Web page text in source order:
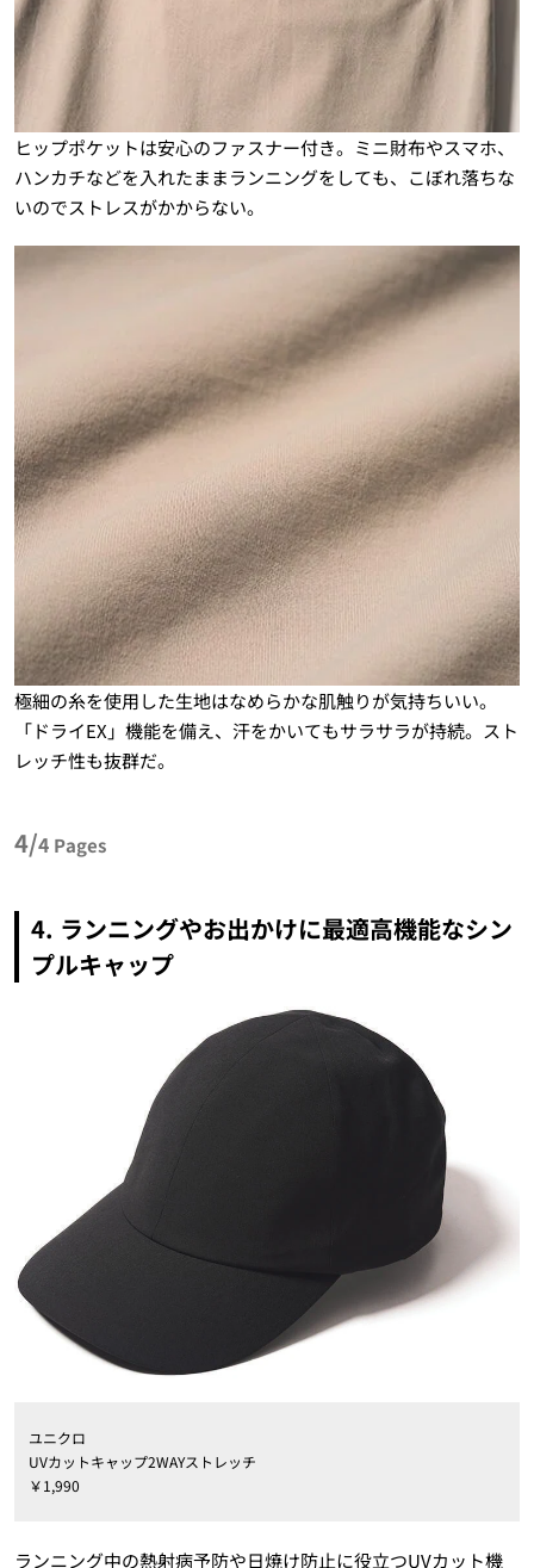
ヒップポケットは安心のファスナー付き。ミニ財布やスマホ、
ハンカチなどを入れたままランニングをしても、こぼれ落ちな
いのでストレスがかからない。
極細の糸を使用した生地はなめらかな肌触りが気持ちいい。
「ドライEX」機能を備え、汗をかいてもサラサラが持続。スト
レッチ性も抜群だ。
4/4 Pages
4. ランニングやお出かけに最適高機能なシン
プルキャップ
ユニクロ
UVカットキャップ2WAYストレッチ
￥1,990
ランニング中の熱射病予防や日焼け防止に役立つUVカット機